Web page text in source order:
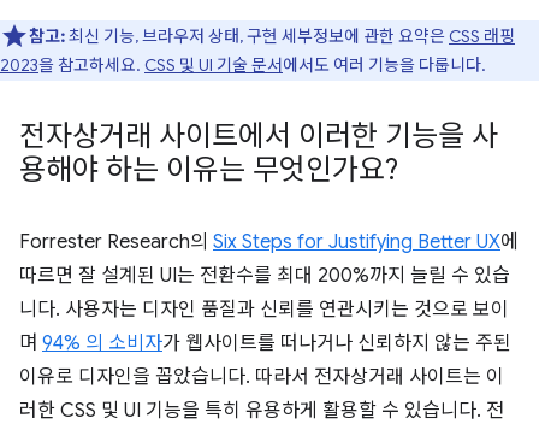
참고:최신 기능, 브라우저 상태, 구현 세부정보에 관한 요약은 CSS 래핑
2023을 참고하세요. CSS 및 UI 기술 문서에서도 여러 기능을 다룹니다.
전자상거래 사이트에서 이러한 기능을 사
용해야 하는 이유는 무엇인가요?
Forrester Research의 Six Steps for Justifying Better UX에
따르면 잘 설계된 UI는 전환수를 최대 200%까지 늘릴 수 있습
니다. 사용자는 디자인 품질과 신뢰를 연관시키는 것으로 보이
며 94% 의 소비자가 웹사이트를 떠나거나 신뢰하지 않는 주된
이유로 디자인을 꼽았습니다. 따라서 전자상거래 사이트는 이
러한 CSS 및 UI 기능을 특히 유용하게 활용할 수 있습니다. 전